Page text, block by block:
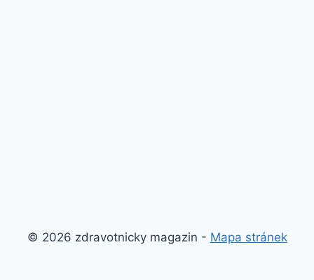
© 2026 zdravotnicky magazin - Mapa stránek